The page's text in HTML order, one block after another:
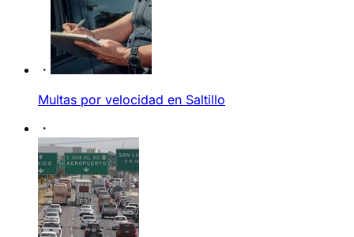
Multas por velocidad en Saltillo